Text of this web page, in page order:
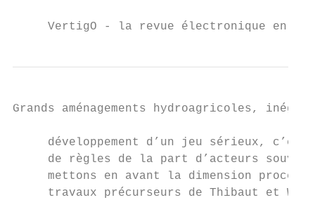
VertigO - la revue électronique en
Grands aménagements hydroagricoles,
développement d’un jeu sérieux,
de règles de la part d’acteurs
mettons en avant la dimension
travaux précurseurs de Thibaut et